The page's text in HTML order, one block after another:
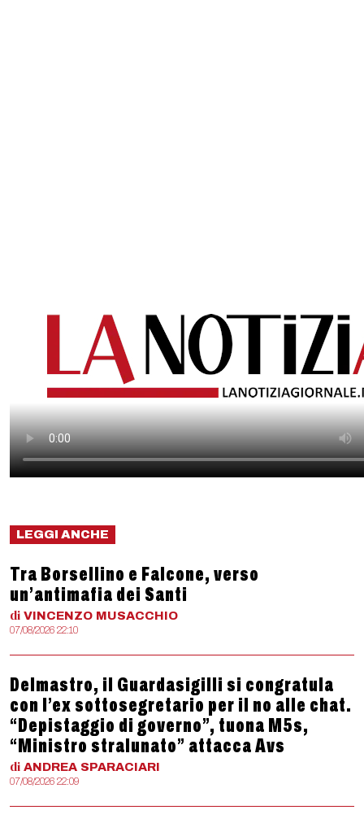
LEGGI ANCHE
Tra Borsellino e Falcone, verso
un’antimafia dei Santi
di VINCENZO MUSACCHIO
07/08/2026 22:10
Delmastro, il Guardasigilli si congratula
con l’ex sottosegretario per il no alle chat.
“Depistaggio di governo”, tuona M5s,
“Ministro stralunato” attacca Avs
di ANDREA SPARACIARI
07/08/2026 22:09